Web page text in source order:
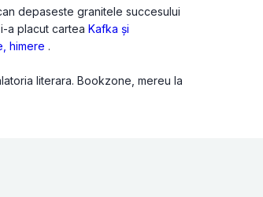
depaseste granitele succesului
a placut carteaKafka și
himere .
literara. Bookzone, mereu la